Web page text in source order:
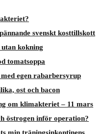
svenskt kosttillskott
kokning
tomatsoppa
egen rabarbersyrup
ost och bacon
om klimakteriet – 11 mars
östrogen inför operation?